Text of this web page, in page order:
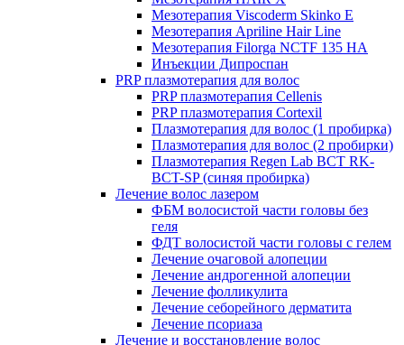
Мезотерапия Viscoderm Skinko E
Мезотерапия Apriline Hair Line
Мезотерапия Filorga NCTF 135 HA
Инъекции Дипроспан
PRP плазмотерапия для волос
PRP плазмотерапия Cellenis
PRP плазмотерапия Cortexil
Плазмотерапия для волос (1 пробирка)
Плазмотерапия для волос (2 пробирки)
Плазмотерапия Regen Lab BCT RK-
BCT-SP (синяя пробирка)
Лечение волос лазером
ФБМ волосистой части головы без
геля
ФДТ волосистой части головы с гелем
Лечение очаговой алопеции
Лечение андрогенной алопеции
Лечение фолликулита
Лечение себорейного дерматита
Лечение псориаза
Лечение и восстановление волос